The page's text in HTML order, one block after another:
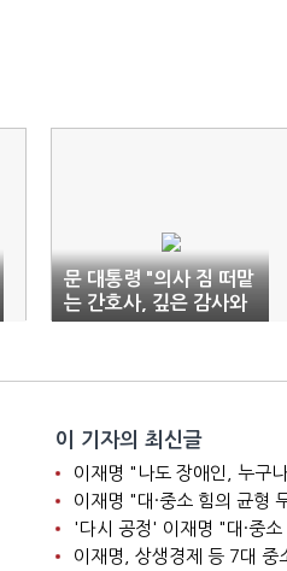
문 대통령 "의사 짐 떠맡
는 간호사, 깊은 감사와
존경"
이 기자의 최신글
이재명 "나도 장애인, 누구
이재명 "대·중소 힘의 균형
'다시 공정' 이재명 "대·중
이재명, 상생경제 등 7대 중